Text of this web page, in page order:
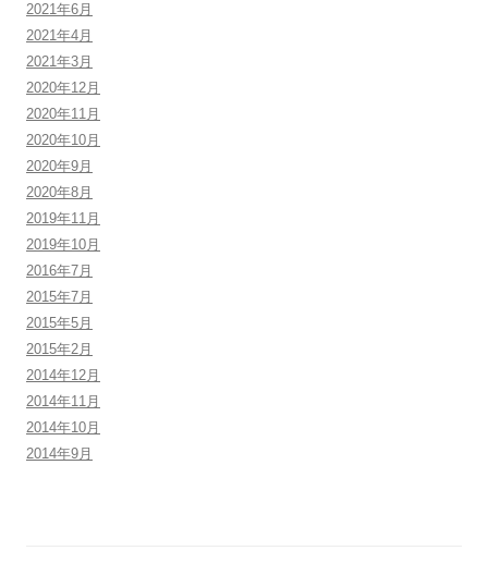
2021年6月
2021年4月
2021年3月
2020年12月
2020年11月
2020年10月
2020年9月
2020年8月
2019年11月
2019年10月
2016年7月
2015年7月
2015年5月
2015年2月
2014年12月
2014年11月
2014年10月
2014年9月